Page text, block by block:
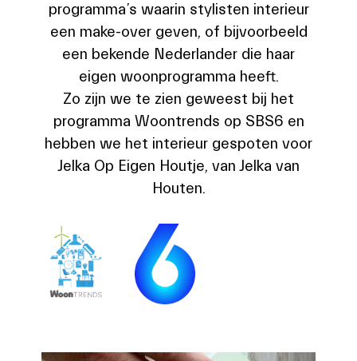
programma’s waarin stylisten interieur
een make-over geven, of bijvoorbeeld
een bekende Nederlander die haar
eigen woonprogramma heeft.
Zo zijn we te zien geweest bij het
programma Woontrends op SBS6 en
hebben we het interieur gespoten voor
Jelka Op Eigen Houtje, van Jelka van
Houten.